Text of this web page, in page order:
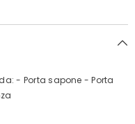
- Porta sapone - Porta